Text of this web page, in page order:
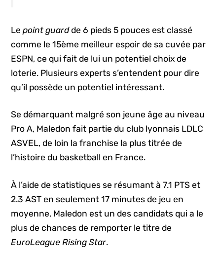
Lepoint guardde 6 pieds 5 pouces est classé
comme le 15ème meilleur espoir de sa cuvée par
ESPN, ce qui fait de lui un potentiel choix de
loterie. Plusieurs experts s’entendent pour dire
qu’il possède un potentiel intéressant.
Se démarquant malgré son jeune âge au niveau
Pro A, Maledon fait partie du club lyonnais LDLC
ASVEL, de loin la franchise la plus titrée de
l’histoire du basketball en France.
À l’aide de statistiques se résumant à 7.1 PTS et
2.3 AST en seulement 17 minutes de jeu en
moyenne, Maledon est un des candidats qui a le
plus de chances de remporter le titre de
EuroLeague Rising Star.